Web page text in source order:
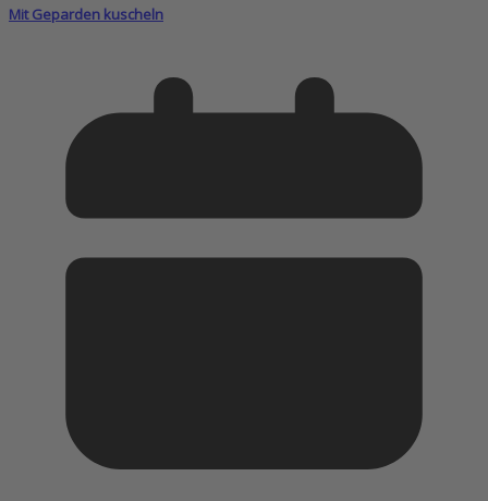
Mit Geparden kuscheln